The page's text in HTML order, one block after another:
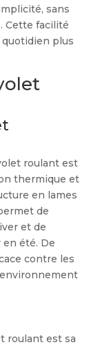
sans
Cette facilité
plus
roulant est
thermique et
en lames
de
et de
en été. De
contre les
roulant est sa